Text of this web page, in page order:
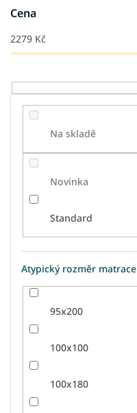
u
k
t
Cena
2279 Kč
Na skladě
Novinka
Standard
Atypický rozměr matrace
95x200
100x100
100x180